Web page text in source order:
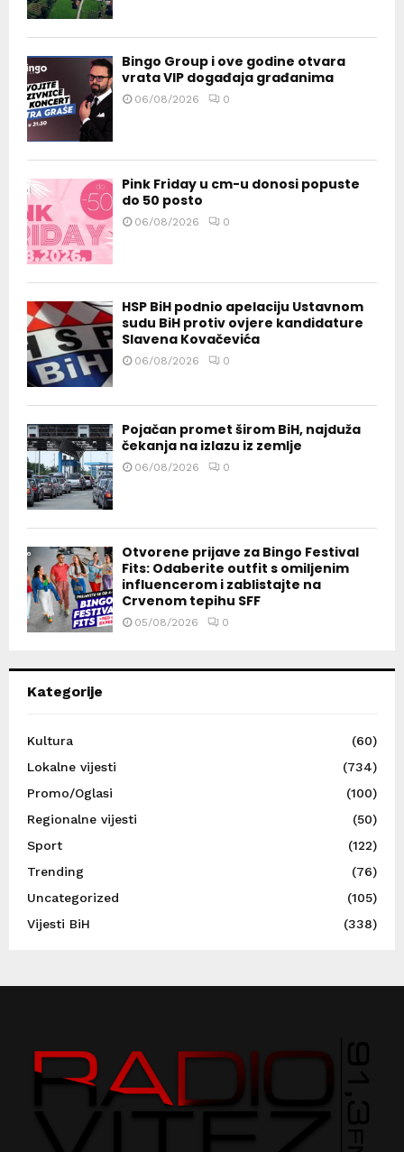
Bingo Group i ove godine otvara
vrata VIP događaja građanima
06/08/2026 0
Pink Friday u cm-u donosi popuste
do 50 posto
06/08/2026 0
HSP BiH podnio apelaciju Ustavnom
sudu BiH protiv ovjere kandidature
Slavena Kovačevića
06/08/2026 0
Pojačan promet širom BiH, najduža
čekanja na izlazu iz zemlje
06/08/2026 0
Otvorene prijave za Bingo Festival
Fits: Odaberite outfit s omiljenim
influencerom i zablistajte na
Crvenom tepihu SFF
05/08/2026 0
Kategorije
Kultura
(60)
Lokalne vijesti
(734)
Promo/Oglasi
(100)
Regionalne vijesti
(50)
Sport
(122)
Trending
(76)
Uncategorized
(105)
Vijesti BiH
(338)